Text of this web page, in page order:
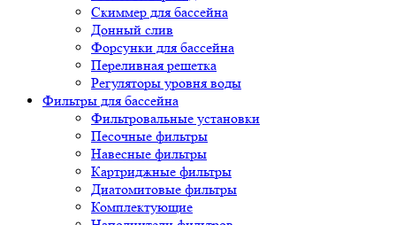
Скиммер для бассейна
Донный слив
Форсунки для бассейна
Переливная решетка
Регуляторы уровня воды
Фильтры для бассейна
Фильтровальные установки
Песочные фильтры
Навесные фильтры
Картриджные фильтры
Диатомитовые фильтры
Комплектующие